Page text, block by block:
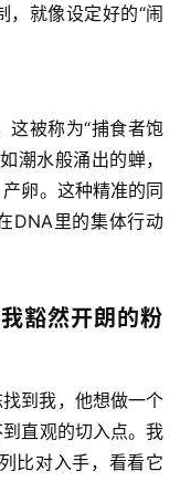
，就像设定好的“闹
这被称为“捕食者饱
潮水般涌出的蝉，
卵。这种精准的同
DNA里的集体行动
豁然开朗的粉
到我，他想做一个
直观的切入点。我
比对入手，看看它